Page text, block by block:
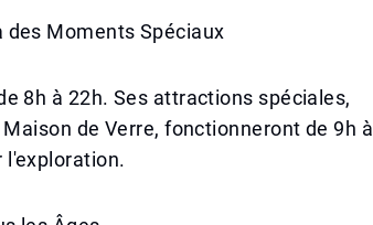
des Moments Spéciaux
8h à 22h. Ses attractions spéciales,
de Verre, fonctionneront de 9h à
l'exploration.